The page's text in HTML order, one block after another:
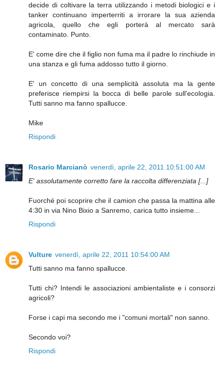
decide di coltivare la terra utilizzando i metodi biologici e i
tanker continuano imperterriti a irrorare la sua azienda
agricola, quello che egli porterà al mercato sarà
contaminato. Punto.
E' come dire che il figlio non fuma ma il padre lo rinchiude in
una stanza e gli fuma addosso tutto il giorno.
E' un concetto di una semplicità assoluta ma la gente
preferisce riempirsi la bocca di belle parole sull'ecologia.
Tutti sanno ma fanno spallucce.
Mike
Rispondi
Rosario Marcianò venerdì, aprile 22, 2011 10:51:00 AM
E' assolutamente corretto fare la raccolta differenziata [...]
Fuorché poi scoprire che il camion che passa la mattina alle
4:30 in via Nino Bixio a Sanremo, carica tutto insieme...
Rispondi
Vulture venerdì, aprile 22, 2011 10:54:00 AM
Tutti sanno ma fanno spallucce.
Tutti chi? Intendi le associazioni ambientaliste e i consorzi
agricoli?
Forse i capi ma secondo me i "comuni mortali" non sanno.
Secondo voi?
Rispondi